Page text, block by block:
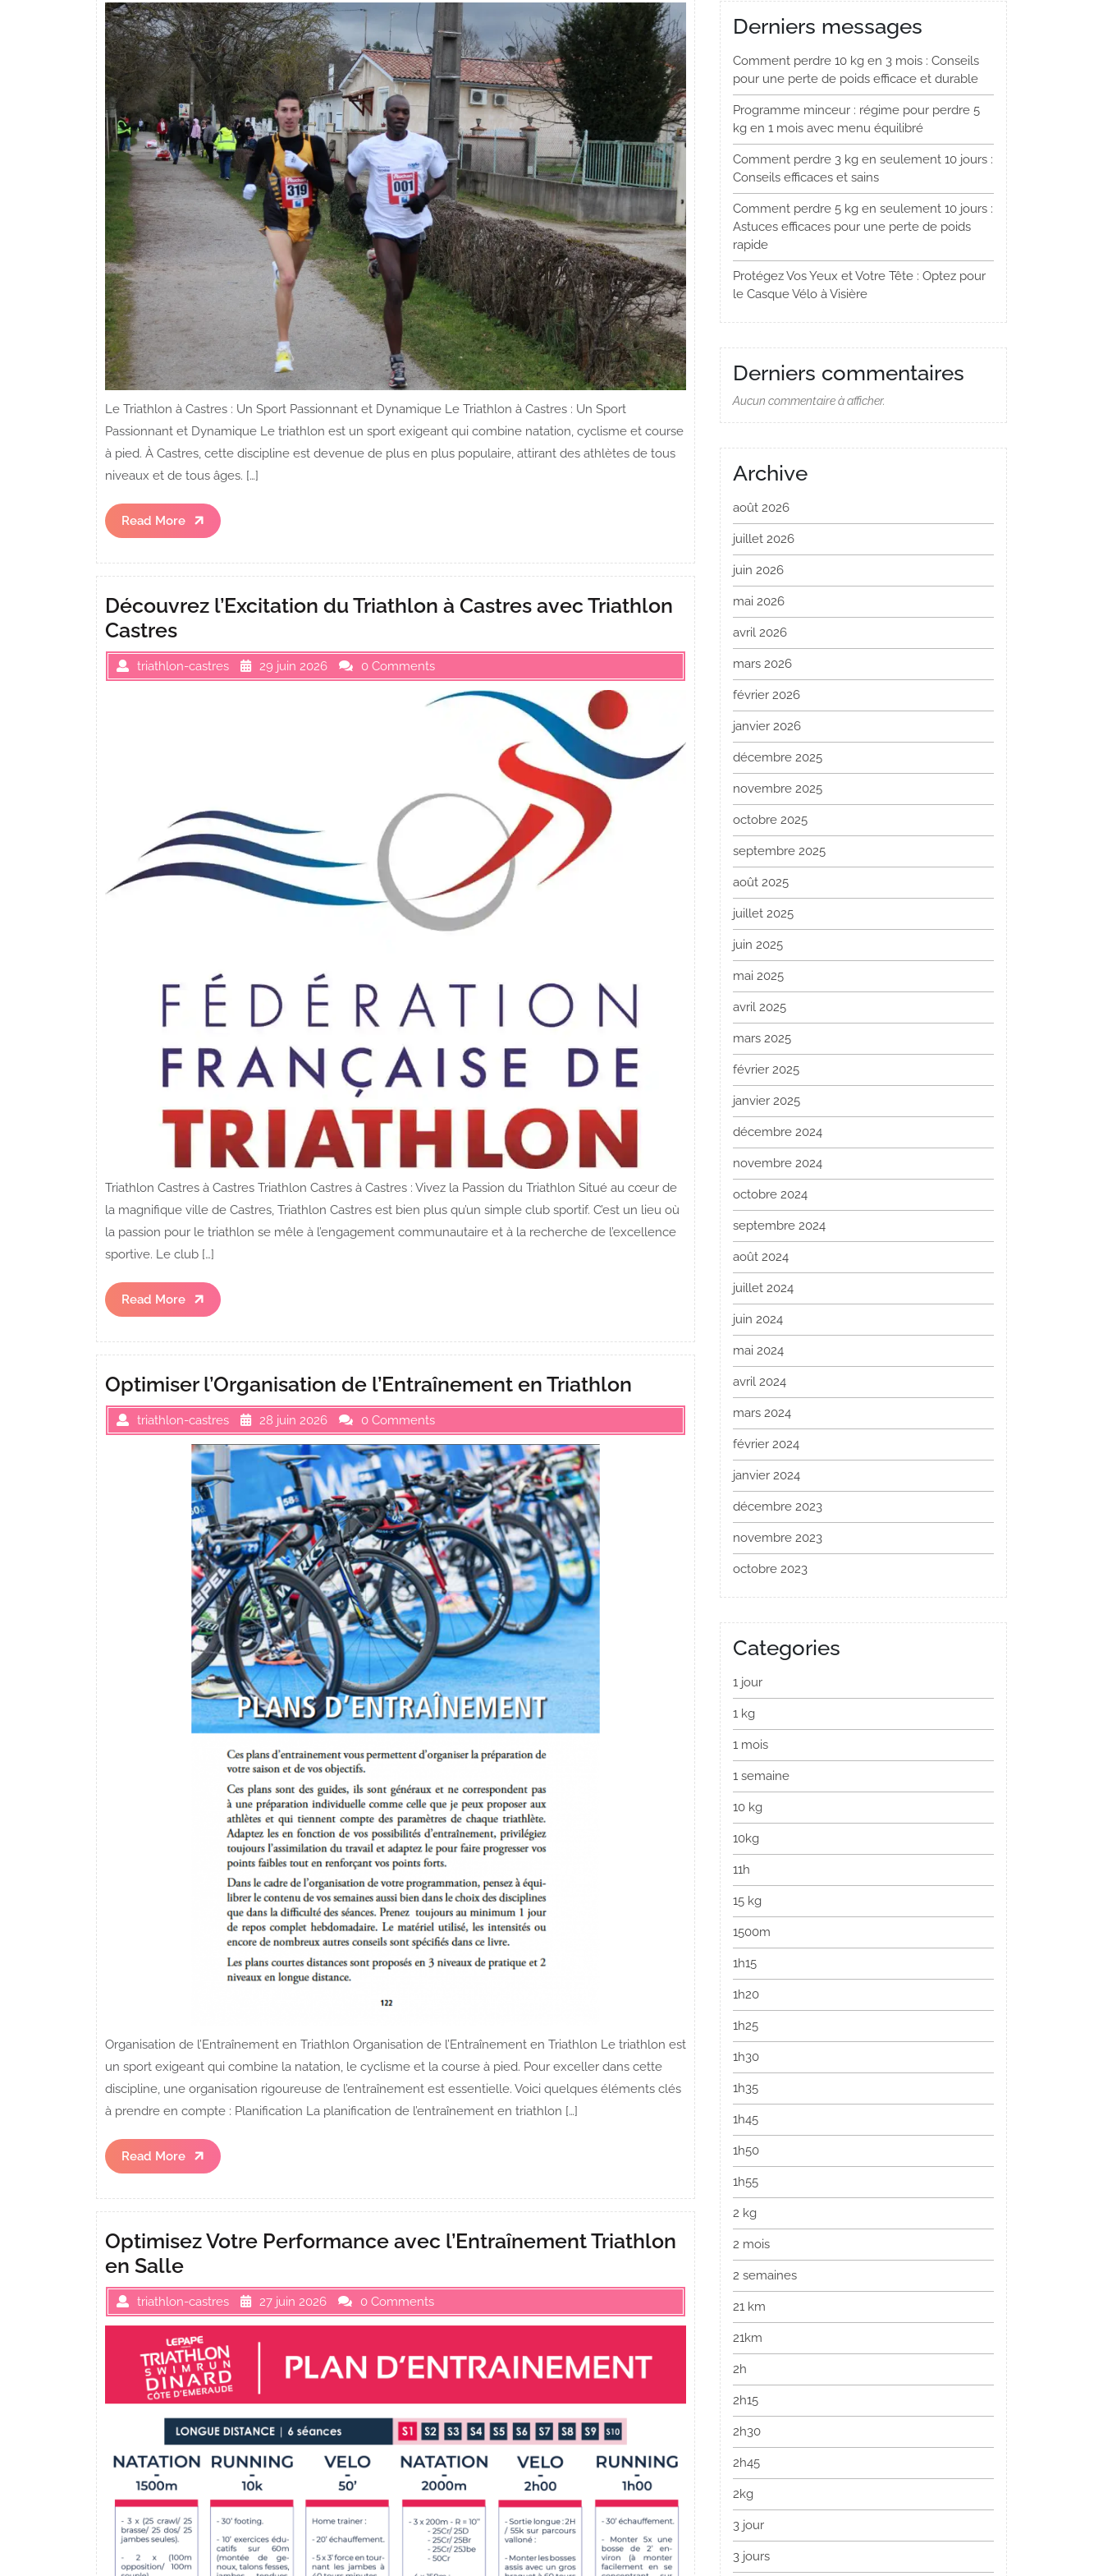
Le Triathlon à Castres : Un Sport Passionnant et Dynamique Le Triathlon à Castres : Un Sport
Passionnant et Dynamique Le triathlon est un sport exigeant qui combine natation, cyclisme et course
à pied. À Castres, cette discipline est devenue de plus en plus populaire, attirant des athlètes de tous
niveaux et de tous âges. […]
Read More
Read
More
Découvrez l’Excitation du Triathlon à Castres avec Triathlon
Castres
triathlon-castres 29 juin 2026 0 Comments
Triathlon Castres à Castres Triathlon Castres à Castres : Vivez la Passion du Triathlon Situé au cœur de
la magnifique ville de Castres, Triathlon Castres est bien plus qu’un simple club sportif. C’est un lieu où
la passion pour le triathlon se mêle à l’engagement communautaire et à la recherche de l’excellence
sportive. Le club […]
Read More
Read
More
Optimiser l’Organisation de l’Entraînement en Triathlon
triathlon-castres 28 juin 2026 0 Comments
Organisation de l’Entraînement en Triathlon Organisation de l’Entraînement en Triathlon Le triathlon est
un sport exigeant qui combine la natation, le cyclisme et la course à pied. Pour exceller dans cette
discipline, une organisation rigoureuse de l’entraînement est essentielle. Voici quelques éléments clés
à prendre en compte : Planification La planification de l’entraînement en triathlon […]
Read More
Read
More
Optimisez Votre Performance avec l’Entraînement Triathlon
en Salle
triathlon-castres 27 juin 2026 0 Comments
Derniers messages
Comment perdre 10 kg en 3 mois : Conseils
pour une perte de poids efficace et durable
Programme minceur : régime pour perdre 5
kg en 1 mois avec menu équilibré
Comment perdre 3 kg en seulement 10 jours :
Conseils efficaces et sains
Comment perdre 5 kg en seulement 10 jours :
Astuces efficaces pour une perte de poids
rapide
Protégez Vos Yeux et Votre Tête : Optez pour
le Casque Vélo à Visière
Derniers commentaires
Aucun commentaire à afficher.
Archive
août 2026
juillet 2026
juin 2026
mai 2026
avril 2026
mars 2026
février 2026
janvier 2026
décembre 2025
novembre 2025
octobre 2025
septembre 2025
août 2025
juillet 2025
juin 2025
mai 2025
avril 2025
mars 2025
février 2025
janvier 2025
décembre 2024
novembre 2024
octobre 2024
septembre 2024
août 2024
juillet 2024
juin 2024
mai 2024
avril 2024
mars 2024
février 2024
janvier 2024
décembre 2023
novembre 2023
octobre 2023
Categories
1 jour
1 kg
1 mois
1 semaine
10 kg
10kg
11h
15 kg
1500m
1h15
1h20
1h25
1h30
1h35
1h45
1h50
1h55
2 kg
2 mois
2 semaines
21 km
21km
2h
2h15
2h30
2h45
2kg
3 jour
3 jours